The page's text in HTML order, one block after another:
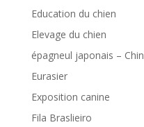
Education du chien
Elevage du chien
épagneul japonais – Chin
Eurasier
Exposition canine
Fila Braslieiro